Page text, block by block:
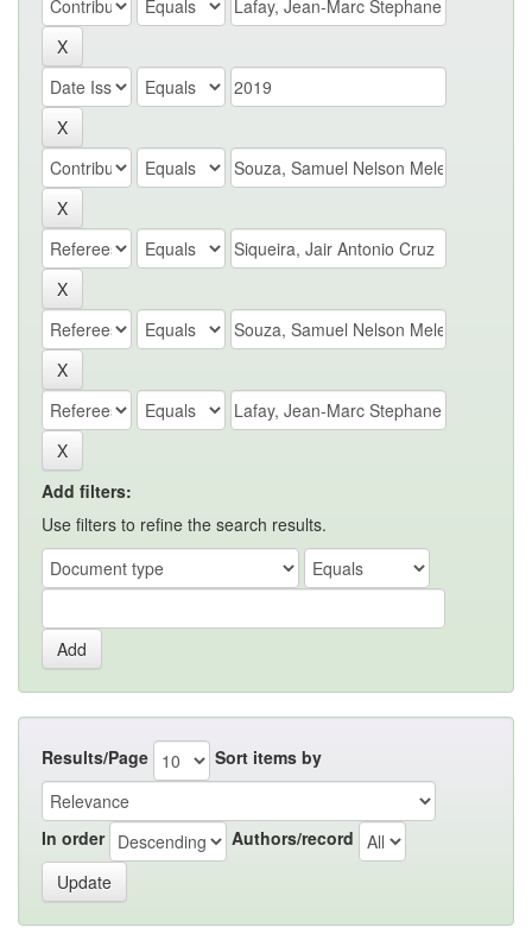
Add filters:
Use filters to refine the search results.
Results/Page Sort items by
In order Authors/record